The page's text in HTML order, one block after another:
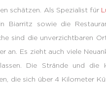
schätzen. Als Spezialist für
Biarritz sowie die
sind die unverzichtbaren
an. Es zieht auch viele
Die Strände und
die sich über 4 Kilometer